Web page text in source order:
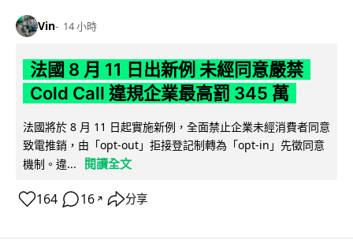
Vin 14 小時
法國 8 月 11 日出新例 未經同意嚴禁
Cold Call 違規企業最高罰 345 萬
法國將於 8 月 11 日起實施新例，全面禁止企業未經消費者同意
致電推銷，由「opt-out」拒接登記制轉為「opt-in」先徵同意
機制。違...
閱讀全文
164 16 ↗ 分享